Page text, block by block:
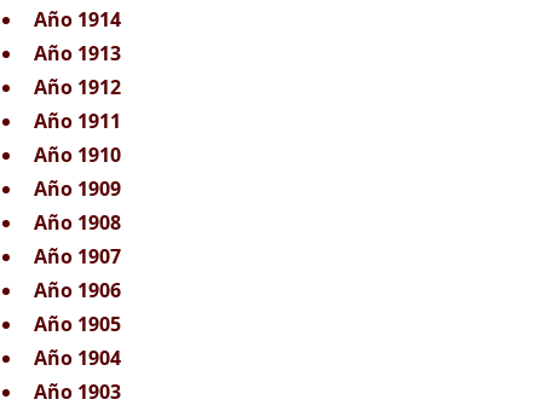
Año 1914
Año 1913
Año 1912
Año 1911
Año 1910
Año 1909
Año 1908
Año 1907
Año 1906
Año 1905
Año 1904
Año 1903